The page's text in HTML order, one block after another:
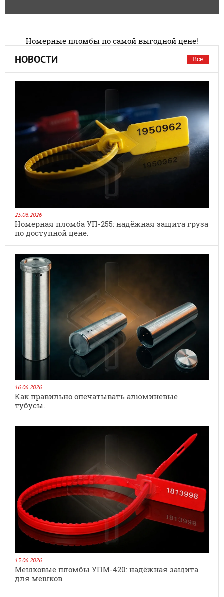
Номерные пломбы по самой выгодной цене!
НОВОСТИ Все
25.06.2026
Номерная пломба УП-255: надёжная защита груза
по доступной цене.
16.06.2026
Как правильно опечатывать алюминевые
тубусы.
15.06.2026
Мешковые пломбы УПМ-420: надёжная защита
для мешков